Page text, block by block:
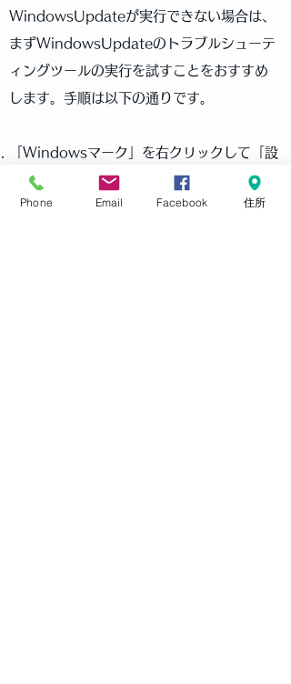
WindowsUpdateが実行できない場合は、
まずWindowsUpdateのトラブルシューテ
ィングツールの実行を試すことをおすすめ
します。手順は以下の通りです。
「Windowsマーク」を右クリックして「設
定」を選択します。
Windowsの設定で「更新とセキュリティ」
Phone Email Facebook 住所